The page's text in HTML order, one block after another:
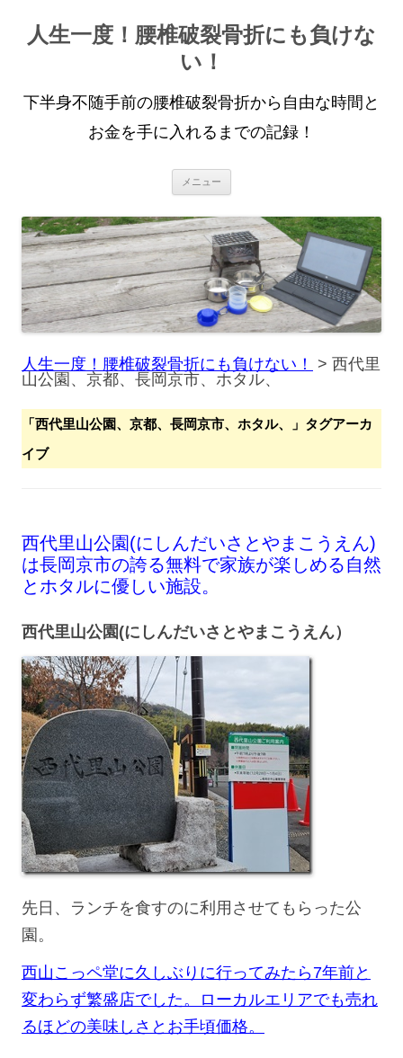
人生一度！腰椎破裂骨折にも負けな
い！
下半身不随手前の腰椎破裂骨折から自由な時間と
お金を手に入れるまでの記録！
メニュー
ン
ツ
へ
ス
キ
ッ
プ
人生一度！腰椎破裂骨折にも負けない！ > 西代里
山公園、京都、長岡京市、ホタル、
「西代里山公園、京都、長岡京市、ホタル、
」タグアーカ
イブ
西代里山公園(にしんだいさとやまこうえん)
は長岡京市の誇る無料で家族が楽しめる自然
とホタルに優しい施設。
西代里山公園(にしんだいさとやまこうえん）
先日、ランチを食すのに利用させてもらった公
園。
西山こっペ堂に久しぶりに行ってみたら7年前と
変わらず繁盛店でした。ローカルエリアでも売れ
るほどの美味しさとお手頃価格。